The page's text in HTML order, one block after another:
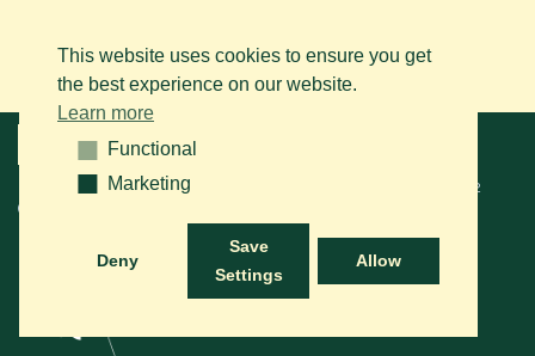
Menu
© 2026 BAPS vzw. Tous droits réservés. Contactez-nous sur le
+32
(0)14 61 76 09
This website uses cookies to ensure you get
the best experience on our website.
Learn more
Functional
Functional
MarketingMarketing
Deny
Save
Settings
Allow